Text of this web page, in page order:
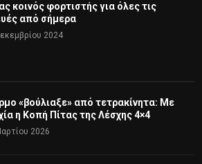
κοινός φορτιστής για όλες τις
από σήμερα
2024
«βούλιαξε» από τετρακίνητα: Με
η Κοπή Πίτας της Λέσχης 4×4
2026